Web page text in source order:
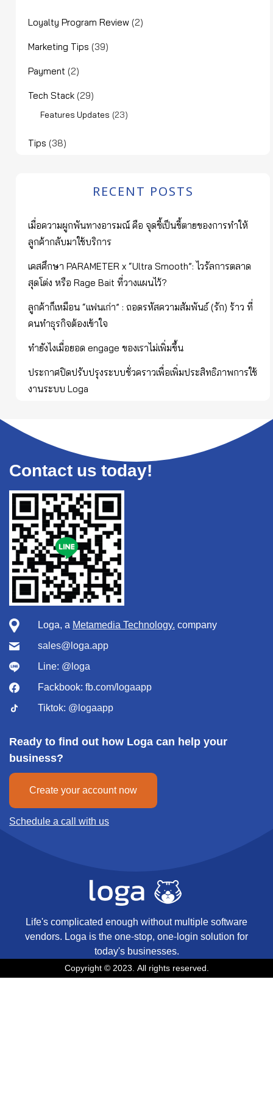
Loyalty Program Review (2)
Marketing Tips (39)
Payment (2)
Tech Stack (29)
Features Updates (23)
Tips (38)
RECENT POSTS
เมื่อความผูกพันทางอารมณ์ คือ จุดชี้เป็นชี้ตายของการทำให้
ลูกค้ากลับมาใช้บริการ
เคสศึกษา PARAMETER x “Ultra Smooth”: ไวรัลการตลาด
สุดโต่ง หรือ Rage Bait ที่วางแผนไว้?
ลูกค้าก็เหมือน “แฟนเก่า” : ถอดรหัสความสัมพันธ์ (รัก) ร้าว ที่
คนทำธุรกิจต้องเข้าใจ
ทำยังไงเมื่อยอด engage ของเราไม่เพิ่มขึ้น
ประกาศปิดปรับปรุงระบบชั่วคราวเพื่อเพิ่มประสิทธิภาพการใช้
งานระบบ Loga